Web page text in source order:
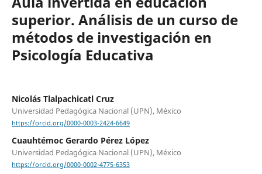
superior. Análisis de un curso de
métodos de investigación en
Psicología Educativa
Nicolás Tlalpachicatl Cruz
Universidad Pedagógica Nacional (UPN), México
https://orcid.org/0000-0003-2424-6649
Cuauhtémoc Gerardo Pérez López
Universidad Pedagógica Nacional (UPN), México
https://orcid.org/0000-0002-4775-6353